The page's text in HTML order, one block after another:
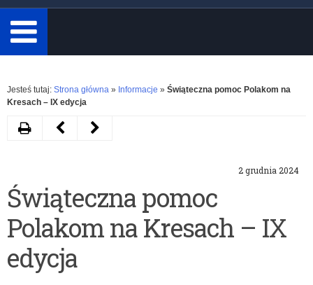
minimum
3
znaki.
Rozwiń
Jesteś tutaj: Strona główna » Informacje » Świąteczna pomoc Polakom na
Kresach – IX edycja
2 grudnia 2024
Świąteczna pomoc
Polakom na Kresach – IX
edycja
DrukujNastępny
na
uroczystość
Rocznicy
Poprzedni
do
Dziecięcej